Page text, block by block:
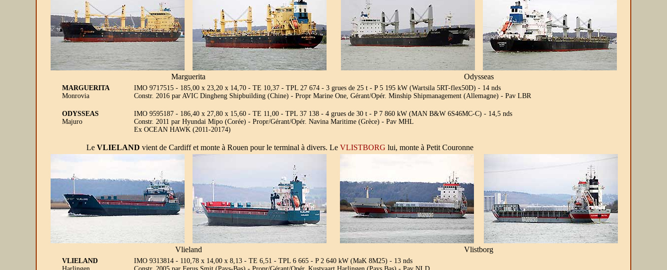
Marguerita Odysseas
MARGUERITA
Monrovia
IMO 9717515 - 185,00 x 23,20 x 14,70 - TE 10,37 - TPL 27 674 - 3 grues de 25 t - P 5 195 kW (Wartsila 5RT-flex50D) - 14 nds
Constr. 2016 par AVIC Dingheng Shipbuilding (Chine) - Propr Marine One, Gérant/Opér. Minship Shipmanagement (Allemagne) - Pav LBR
ODYSSEAS
Majuro
IMO 9595187 - 186,40 x 27,80 x 15,60 - TE 11,00 - TPL 37 138 - 4 grues de 30 t - P 7 860 kW (MAN B&W 6S46MC-C) - 14,5 nds
Constr. 2011 par Hyundai Mipo (Corée) - Propr/Gérant/Opér. Navina Maritime (Grèce) - Pav MHL
Ex OCEAN HAWK (2011-20174)
Le VLIELAND vient de Cardiff et monte à Rouen pour le terminal à divers. Le VLISTBORG lui, monte à Petit Couronne
Vlieland Vlistborg
VLIELAND
IMO 9313814 - 110,78 x 14,00 x 8,13 - TE 6,51 - TPL 6 665 - P 2 640 kW (MaK 8M25) - 13 nds